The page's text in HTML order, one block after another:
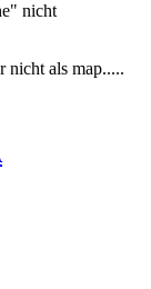
nicht
nicht als map.....